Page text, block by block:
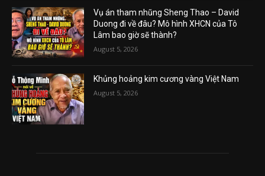
Vụ án tham nhũng Sheng Thao – David
Duong đi về đâu? Mô hình XHCN của Tô
Lâm bao giờ sẽ thành?
August 5, 2026
Khủng hoảng kim cương vàng Việt Nam
August 5, 2026